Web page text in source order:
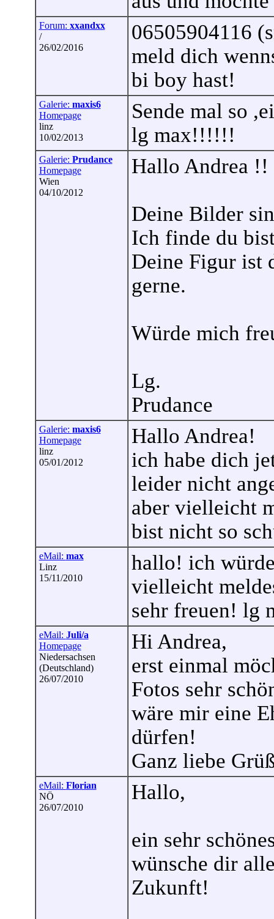
Forum: xxandxx
/
26/02/2016
06505904116
meld dich
bi boy hast!
Galerie: maxis6
Homepage
linz
10/02/2013
Sende mal so
lg max!!!!!!
Galerie: Prudance
Homepage
Wien
04/10/2012
Hallo Andrea !!
Deine Bilder
Ich finde du
Deine Figur ist
gerne.
Würde mich
Lg.
Prudance
Galerie: maxis6
Homepage
linz
05/01/2012
Hallo Andrea!
ich habe dich
leider nicht
aber vielleicht
bist nicht so
eMail: max
Linz
15/11/2010
hallo! ich
vielleicht
sehr freuen! lg
eMail: Juli/a
Homepage
Niedersachsen
(Deutschland)
26/07/2010
Hi Andrea,
erst einmal
Fotos sehr
wäre mir eine
dürfen!
Ganz liebe
eMail: Florian
NÖ
26/07/2010
Hallo,
ein sehr
wünsche dir
Zukunft!